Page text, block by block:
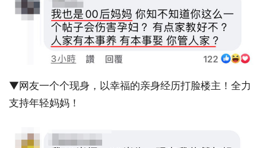
▼网友一个个现身，以幸福的亲身经历打脸楼主！全力
支持年轻妈妈！